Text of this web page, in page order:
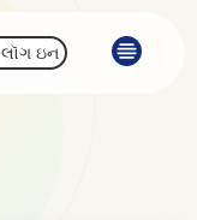
લૉગ ઇન